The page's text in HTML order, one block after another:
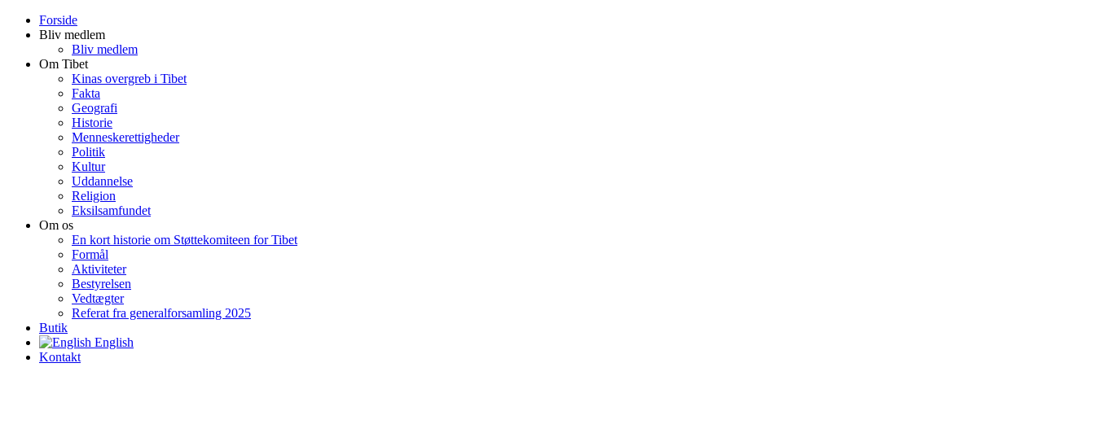
Forside
Bliv medlem
Bliv medlem
Om Tibet
Kinas overgreb i Tibet
Fakta
Geografi
Historie
Menneskerettigheder
Politik
Kultur
Uddannelse
Religion
Eksilsamfundet
Om os
En kort historie om Støttekomiteen for Tibet
Formål
Aktiviteter
Bestyrelsen
Vedtægter
Referat fra generalforsamling 2025
Butik
English
Kontakt